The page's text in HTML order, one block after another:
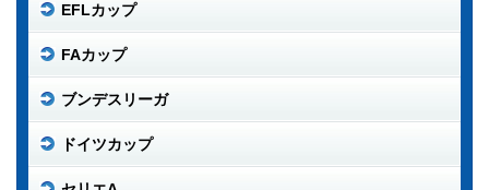
EFLカップ
FAカップ
ブンデスリーガ
ドイツカップ